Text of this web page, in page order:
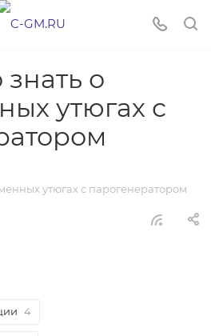
о
утюгах с
утюгах с парогенератором
4